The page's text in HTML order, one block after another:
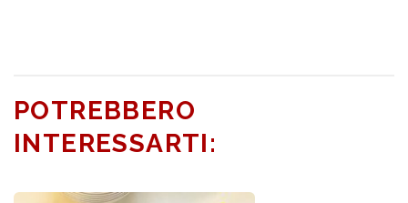
POTREBBERO
INTERESSARTI: